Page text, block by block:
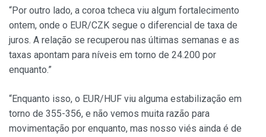
“Por outro lado, a coroa tcheca viu algum fortalecimento
ontem, onde o EUR/CZK segue o diferencial de taxa de
juros. A relação se recuperou nas últimas semanas e as
taxas apontam para níveis em torno de 24.200 por
enquanto.”
“Enquanto isso, o EUR/HUF viu alguma estabilização em
torno de 355-356, e não vemos muita razão para
movimentação por enquanto, mas nosso viés ainda é de